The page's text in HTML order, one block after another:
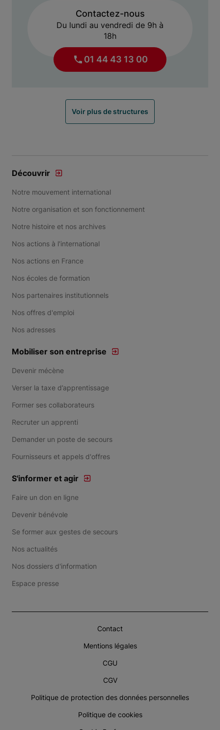
Contactez-nous
Du lundi au vendredi de 9h à
18h
01 44 43 13 00
Voir plus de structures
Découvrir
Notre mouvement international
Notre organisation et son fonctionnement
Notre histoire et nos archives
Nos actions à l'international
Nos actions en France
Nos écoles de formation
Nos partenaires institutionnels
Nos offres d'emploi
Nos adresses
Mobiliser son entreprise
Devenir mécène
Verser la taxe d’apprentissage
Former ses collaborateurs
Recruter un apprenti
Demander un poste de secours
Fournisseurs et appels d'offres
S'informer et agir
Faire un don en ligne
Devenir bénévole
Se former aux gestes de secours
Nos actualités
Nos dossiers d'information
Espace presse
Contact
Mentions légales
CGU
CGV
Politique de protection des données personnelles
Politique de cookies